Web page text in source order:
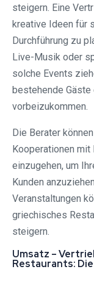
steigern. Eine
kreative Ideen für
Durchführung zu
Live-Musik oder
solche Events
bestehende Gäste
vorbeizukommen.
Die Berater
Kooperationen mit
einzugehen, um
Kunden
Veranstaltungen
griechisches
steigern.
Umsatz –
Restaurants: